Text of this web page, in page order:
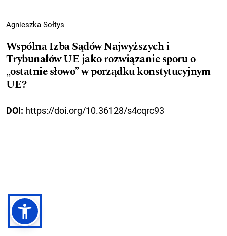
Agnieszka Sołtys
Wspólna Izba Sądów Najwyższych i
Trybunałów UE jako rozwiązanie sporu o
„ostatnie słowo” w porządku konstytucyjnym
UE?
DOI: https://doi.org/10.36128/s4cqrc93